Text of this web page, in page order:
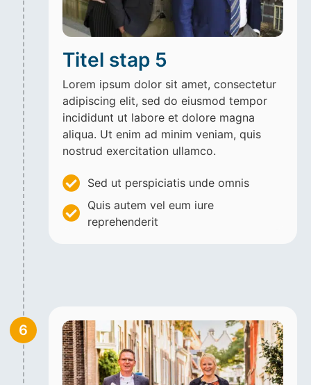
Titel stap 5
Lorem ipsum dolor sit amet, consectetur
adipiscing elit, sed do eiusmod tempor
incididunt ut labore et dolore magna
aliqua. Ut enim ad minim veniam, quis
nostrud exercitation ullamco.
Sed ut perspiciatis unde omnis
Quis autem vel eum iure
reprehenderit
6